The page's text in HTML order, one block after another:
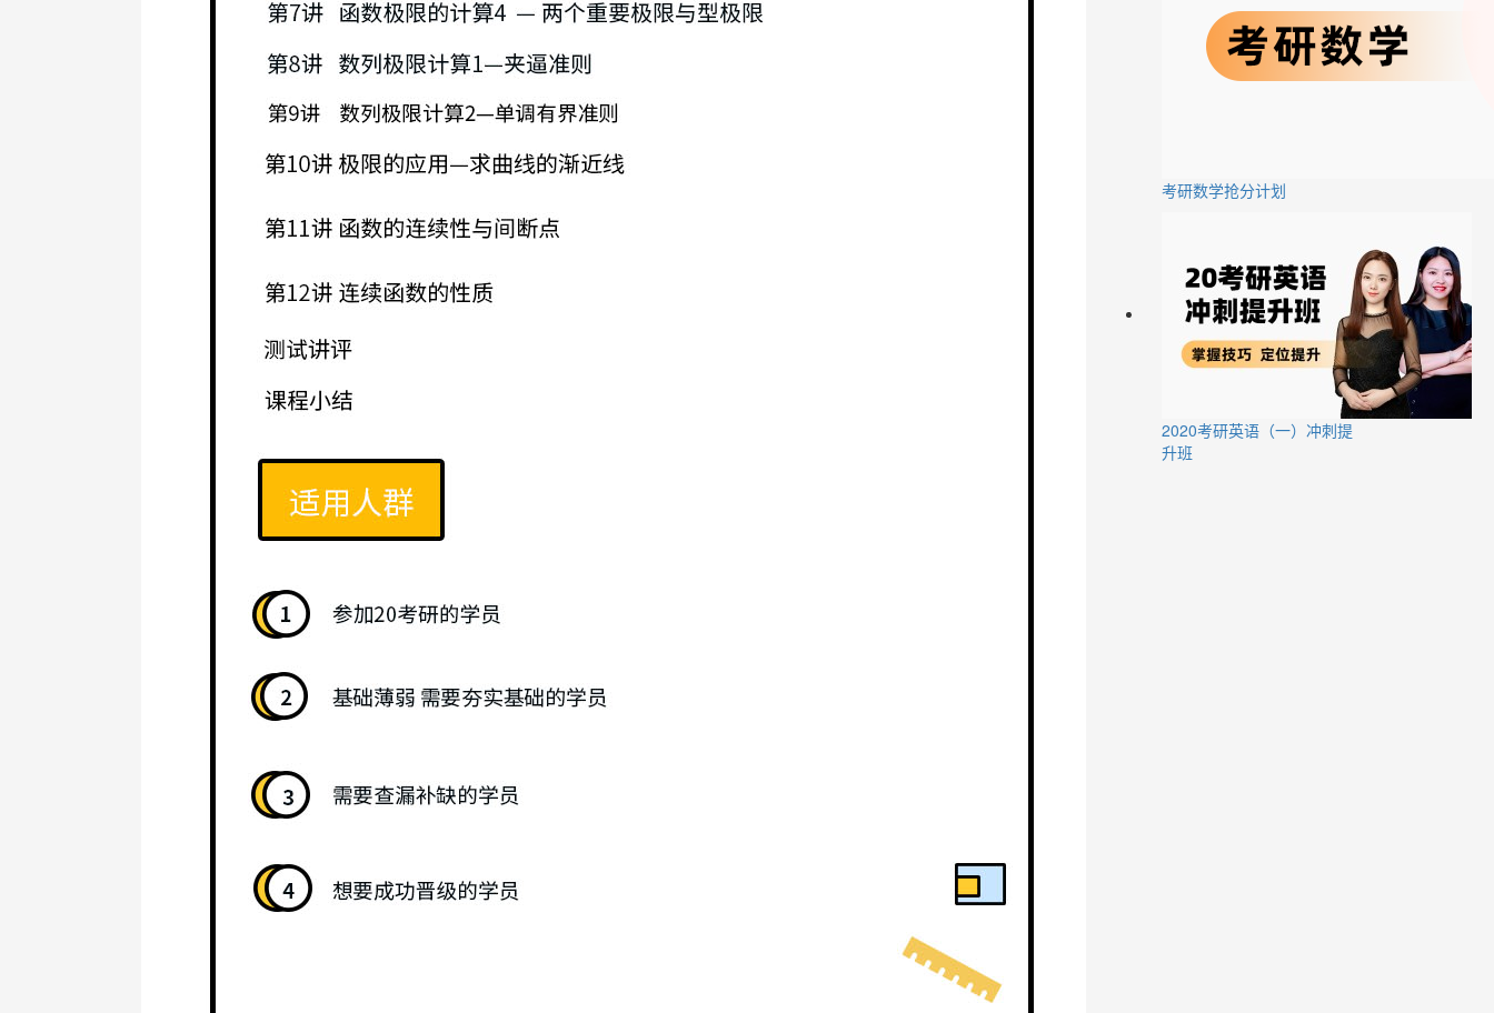
考研数学抢分计划
2020考研英语（一）冲刺提
升班